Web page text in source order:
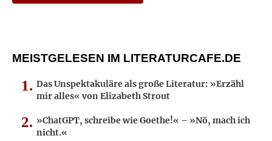
MEISTGELESEN IM LITERATURCAFE.DE
Das Unspektakuläre als große Literatur: »Erzähl
mir alles« von Elizabeth Strout
»ChatGPT, schreibe wie Goethe!« – »Nö, mach ich
nicht.«